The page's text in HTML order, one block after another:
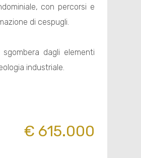
con percorsi e
di cespugli.
dagli elementi
industriale.
€ 615.000